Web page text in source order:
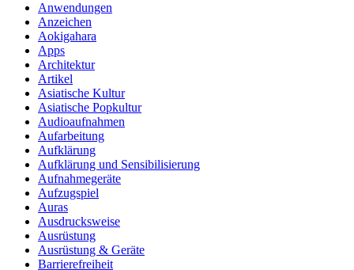
Anwendungen
Anzeichen
Aokigahara
Apps
Architektur
Artikel
Asiatische Kultur
Asiatische Popkultur
Audioaufnahmen
Aufarbeitung
Aufklärung
Aufklärung und Sensibilisierung
Aufnahmegeräte
Aufzugspiel
Auras
Ausdrucksweise
Ausrüstung
Ausrüstung & Geräte
Barrierefreiheit